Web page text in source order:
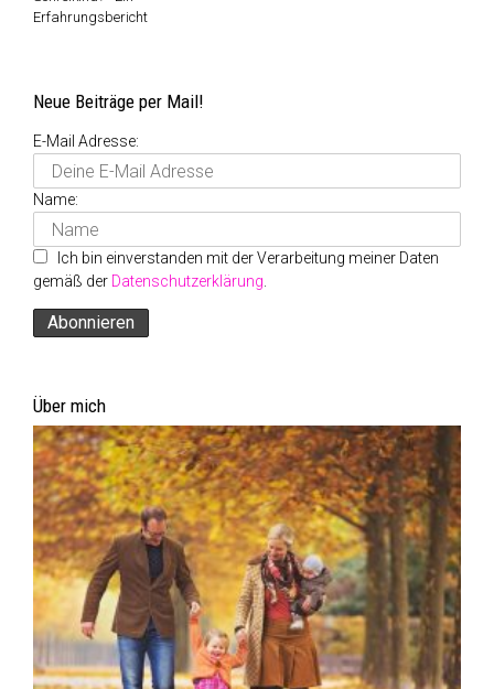
Erfahrungsbericht
Neue Beiträge per Mail!
E-Mail Adresse:
Name:
Ich bin einverstanden mit der Verarbeitung meiner Daten
gemäß der Datenschutzerklärung.
Über mich